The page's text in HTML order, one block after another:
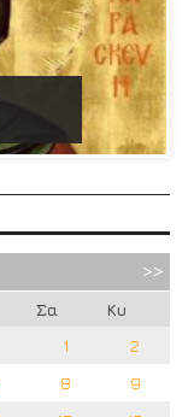
Σα
Κυ
1
2
8
9